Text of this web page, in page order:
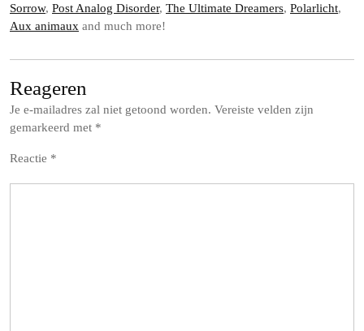
Sorrow, Post Analog Disorder, The Ultimate Dreamers, Polarlicht,
Aux animaux and much more!
Reageren
Je e-mailadres zal niet getoond worden. Vereiste velden zijn
gemarkeerd met *
Reactie *